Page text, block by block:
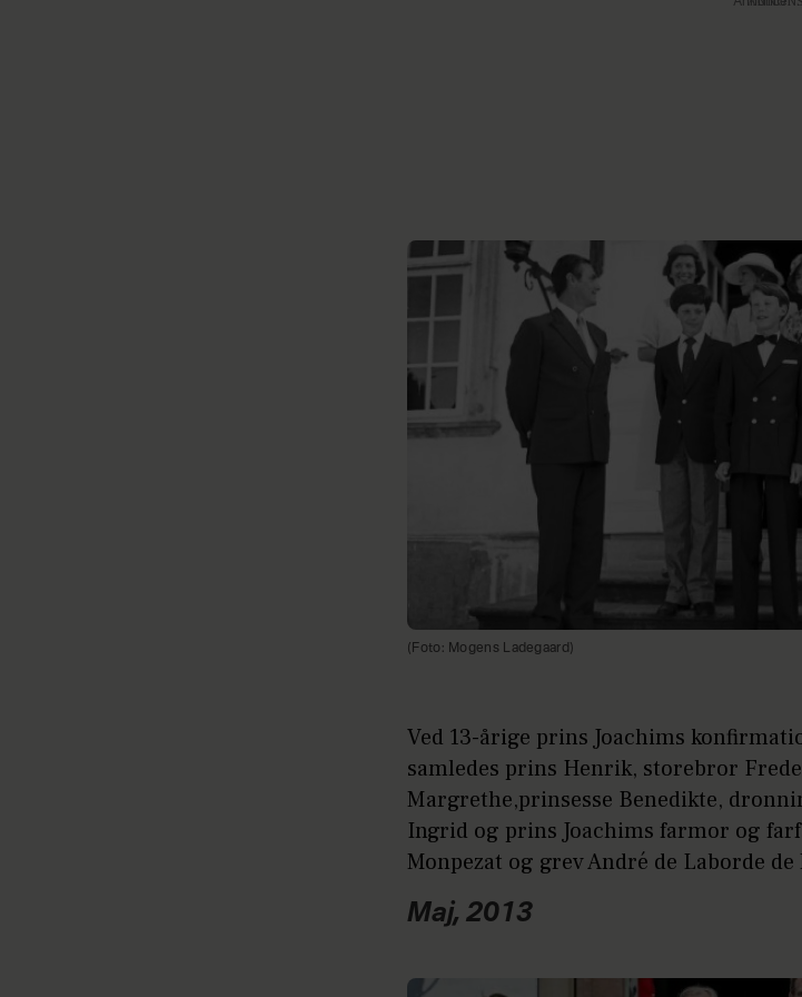
(Foto: Mogens Ladegaard)
Ved 13-årige prins Joachims
samledes prins Henrik, storebror
Margrethe,prinsesse Benedikte,
Ingrid og prins Joachims farmor og
Monpezat og grev André de Laborde de
Maj, 2013